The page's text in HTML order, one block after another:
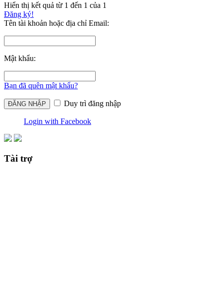
Hiển thị kết quả từ 1 đến 1 của 1
Đăng ký!
Tên tài khoản hoặc địa chỉ Email:
Mật khẩu:
Bạn đã quên mật khẩu?
Duy trì đăng nhập
Login with Facebook
Tài trợ